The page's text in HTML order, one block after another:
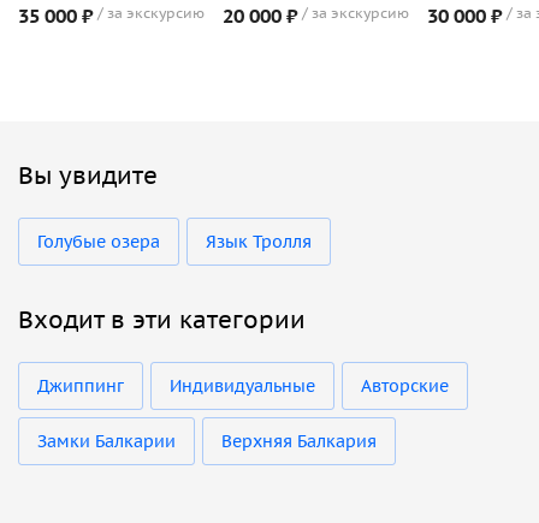
35 000 ₽ за экскурсию 20 000 ₽ за экскурсию 30 000 ₽ за
Вы увидите
Голубые озера Язык Тролля
Входит в эти категории
Джиппинг Индивидуальные Авторские
Замки Балкарии Верхняя Балкария